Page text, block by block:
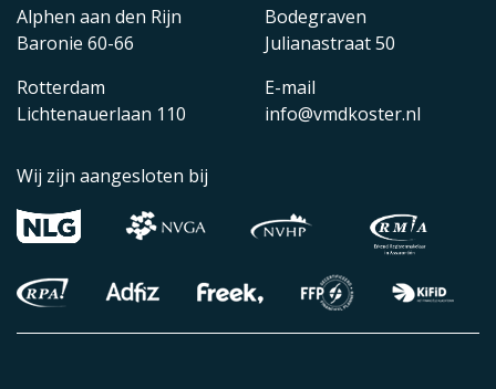
Alphen aan den Rijn
Baronie 60-66
Rotterdam
Lichtenauerlaan 110
Bodegraven
Julianastraat 50
E-mail
info@vmdkoster.nl
Wij zijn aangesloten bij